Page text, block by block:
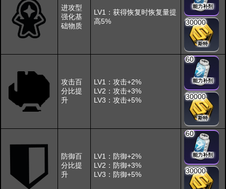
进攻型
强化基
础物质
LV1：获得恢复时恢复量提
高5%
能力补剂
30000
斯特
攻击百
分比提
升
LV1：攻击+2%
LV2：攻击+3%
LV3：攻击+5%
60
能力补剂
30000
斯特
防御百
分比提
升
LV1：防御+2%
LV2：防御+3%
LV3：防御+5%
60
能力补剂
30000